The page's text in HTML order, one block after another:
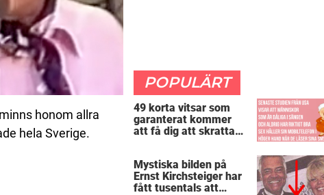
honom allra
hela Sverige.
POPULÄRT
49 korta vitsar som
garanterat kommer
att få dig att skratta
Mystiska bilden på
Ernst Kirchsteiger har
fått tusentals att